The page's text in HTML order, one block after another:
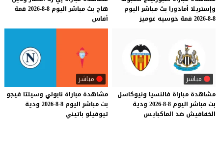
وإستريلا أمادورا بث مباشر اليوم
8-8-2026
قمة خوسيه غوميز
هاج بث مباشر اليوم 8-8-2026
قمة
أفاس
مباشر
مشاهدة مباراة فالنسيا ونيوكاسل
بث مباشر اليوم 8-8-2026
ودية
الخفافيش ضد الماكبايس
مباشر
مشاهدة مباراة نابولي وسيلتا فيجو
بث مباشر اليوم 8-8-2026
ودية
تيوفيلو باتيني